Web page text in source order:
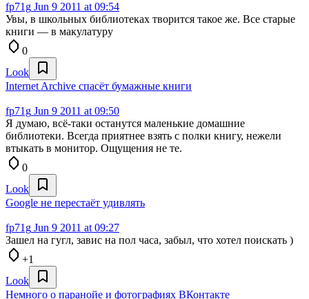
fp71g Jun 9 2011 at 09:54
Увы, в школьных библиотеках творится такое же. Все старые
книги — в макулатуру
0
Look
Internet Archive спасёт бумажные книги
fp71g Jun 9 2011 at 09:50
Я думаю, всё-таки останутся маленькие домашние
библиотеки. Всегда приятнее взять с полки книгу, нежели
втыкать в монитор. Ощущения не те.
0
Look
Google не перестаёт удивлять
fp71g Jun 9 2011 at 09:27
Зашел на гугл, завис на пол часа, забыл, что хотел поискать )
+1
Look
Немного о паранойе и фотографиях ВКонтакте